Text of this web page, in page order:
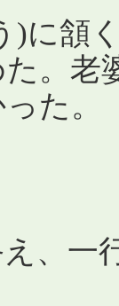
に頷
。老
た。
、一